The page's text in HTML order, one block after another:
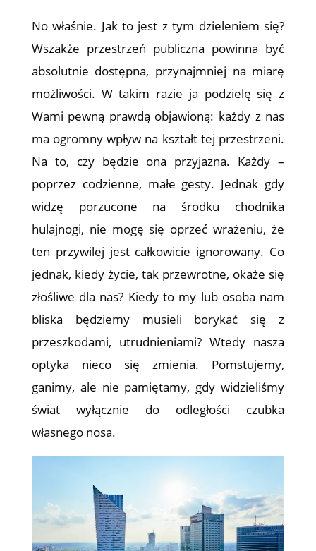
No właśnie. Jak to jest z tym dzieleniem się?
Wszakże przestrzeń publiczna powinna być
absolutnie dostępna, przynajmniej na miarę
możliwości. W takim razie ja podzielę się z
Wami pewną prawdą objawioną: każdy z nas
ma ogromny wpływ na kształt tej przestrzeni.
Na to, czy będzie ona przyjazna. Każdy –
poprzez codzienne, małe gesty. Jednak gdy
widzę porzucone na środku chodnika
hulajnogi, nie mogę się oprzeć wrażeniu, że
ten przywilej jest całkowicie ignorowany. Co
jednak, kiedy życie, tak przewrotne, okaże się
złośliwe dla nas? Kiedy to my lub osoba nam
bliska będziemy musieli borykać się z
przeszkodami, utrudnieniami? Wtedy nasza
optyka nieco się zmienia. Pomstujemy,
ganimy, ale nie pamiętamy, gdy widzieliśmy
świat wyłącznie do odległości czubka
własnego nosa.